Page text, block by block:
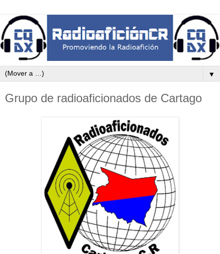
▼
Grupo de radioaficionados de Cartago